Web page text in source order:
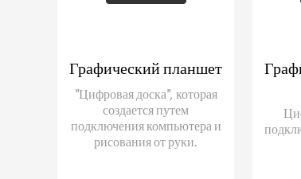
Графический планшет
"Цифровая доска", которая
создается путем
подключения компьютера и
рисования от руки.